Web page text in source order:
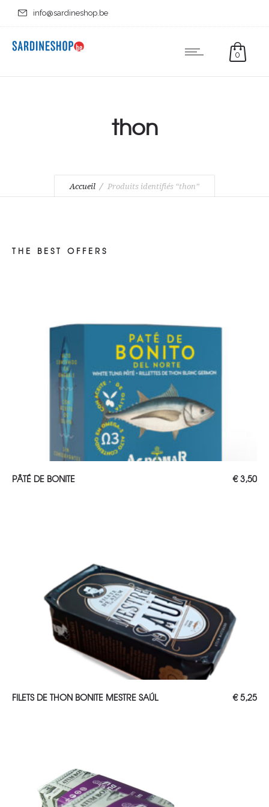
info@sardineshop.be
0
thon
Accueil Produits identifiés “thon”
THE BEST OFFERS
AJOUTER AU PANIER
PÂTÉ DE BONITE €3,50
AJOUTER AU PANIER
FILETS DE THON BONITE MESTRE SAÚL €5,25